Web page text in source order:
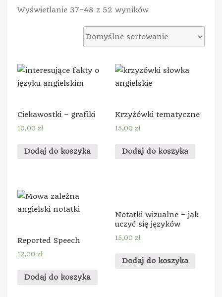
Wyświetlanie 37–48 z 52 wyników
Ciekawostki – grafiki
10,00 zł
Dodaj do koszyka
Krzyżówki tematyczne
15,00 zł
Dodaj do koszyka
Reported Speech
12,00 zł
Dodaj do koszyka
Notatki wizualne – jak
uczyć się języków
15,00 zł
Dodaj do koszyka